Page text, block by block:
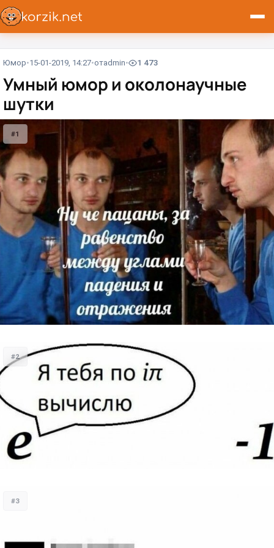
Юмор 15-01-2019, 14:27 отadmin 1 473
Умный юмор и околонаучные
шутки
#1
#2
#3